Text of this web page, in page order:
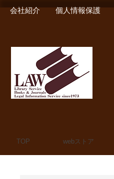
会社紹介 個人情報保護
TOP webストア